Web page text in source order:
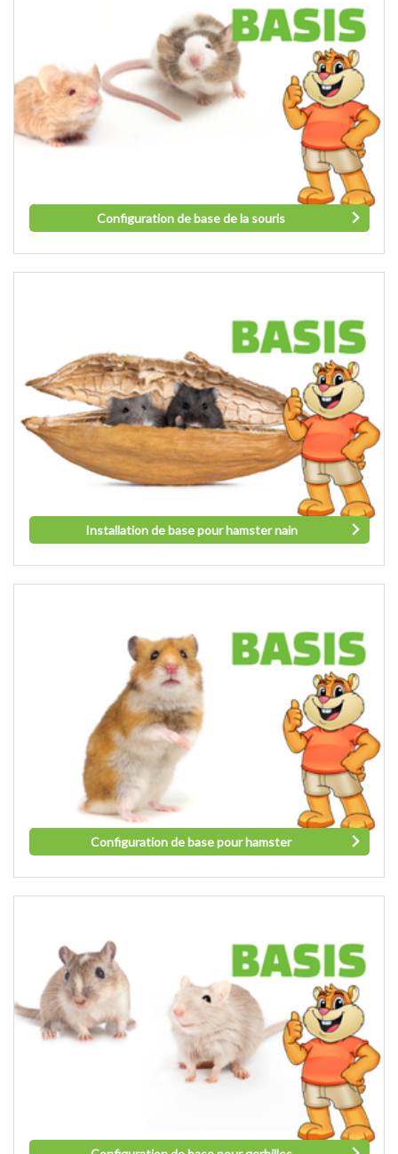
Configuration de base de la souris
Installation de base pour hamster nain
Configuration de base pour hamster